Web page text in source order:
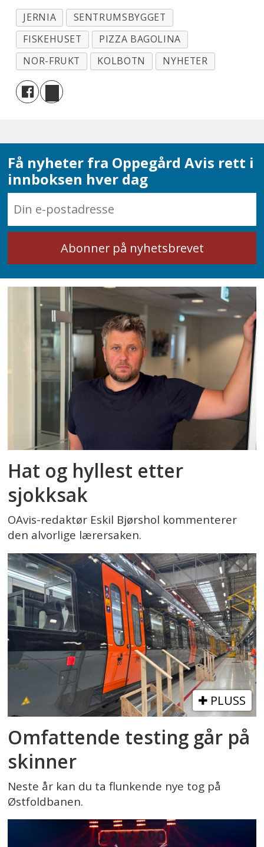
JERNIA
SENTRUMSBYGGET
FISKEHUSET
PIZZA BAGOLINA
NOR-FRUKT
KOLBOTN NYHETER
Få nyheter fra Oppegård Avis rett i
innboksen hver dag
Hat og hyllest etter
sjokksak
OAvis-redaktør Eskil Bjørshol kommenterer
den alvorlige lærersaken.
PLUSS
Omfattende testing går på
skinner
Neste år kan du ta flunkende nye tog på
Østfoldbanen.